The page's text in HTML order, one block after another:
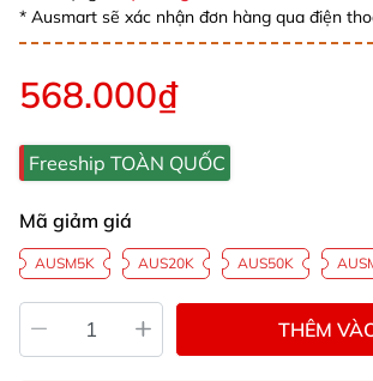
* Ausmart sẽ xác nhận đơn hàng qua điện
568.000₫
Freeship TOÀN QUỐC
Mã giảm giá
AUSM5K AUS20K AUS50K
THÊM